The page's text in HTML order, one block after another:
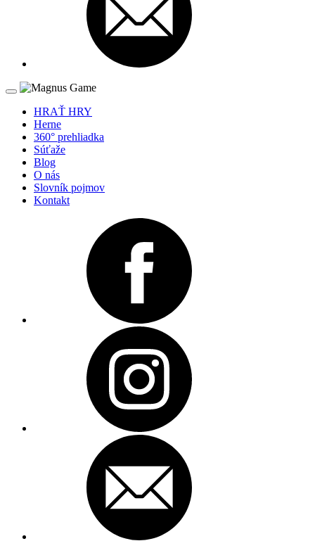
HRAŤ HRY
Herne
360° prehliadka
Súťaže
Blog
O nás
Slovník pojmov
Kontakt